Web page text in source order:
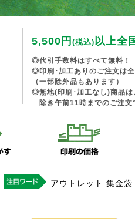
5,500円 (税込)以上全
◎代引手数料はすべて無料！
◎印刷･加工ありのご注文は全
（一部除外品もあります）
◎無地(印刷･加工なし)商品は
除き午前11時までのご注文
アウトレット 集金袋